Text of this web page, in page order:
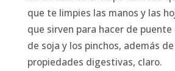
que te limpies las manos y las
que sirven para hacer de
de soja y los pinchos, además
propiedades digestivas, claro.